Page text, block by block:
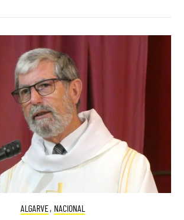
ALGARVE, NACIONAL